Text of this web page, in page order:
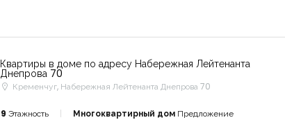
Квартиры в доме по адресу Набережная Лейтенанта
Днепрова 70
Кременчуг, Набережная Лейтенанта Днепрова 70
9 Этажность Многоквартирный дом Предложение